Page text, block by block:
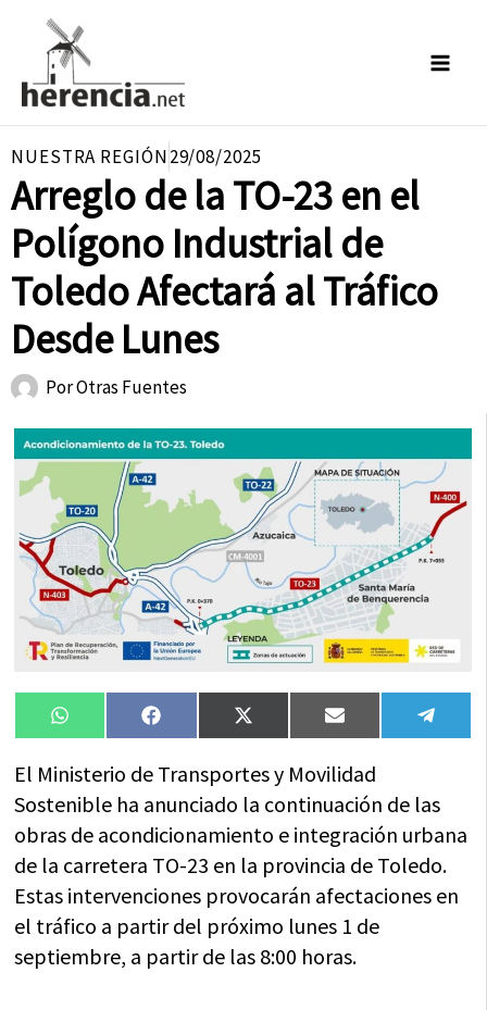
contenido
NUESTRA REGIÓN29/08/2025
Arreglo de la TO-23 en el
Polígono Industrial de
Toledo Afectará al Tráfico
Desde Lunes
PorOtras Fuentes
Compartir
en
WhatsAppCompartir
en
FacebookCompartir
en
X
(Twitter)
Compartir
en
Email
en
El Ministerio de Transportes y Movilidad
Sostenible ha anunciado la continuación de las
obras de acondicionamiento e integración urbana
de la carretera TO-23 en la provincia de Toledo.
Estas intervenciones provocarán afectaciones en
el tráfico a partir del próximo lunes 1 de
septiembre, a partir de las 8:00 horas.